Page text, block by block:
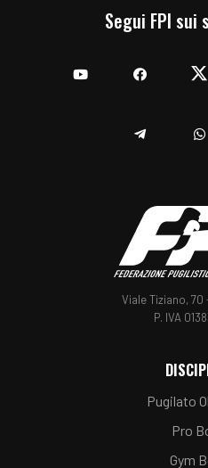
Segui FPI sui
Viale Tiziano, 70
P. IVA
Pugilato
Pro
Gym